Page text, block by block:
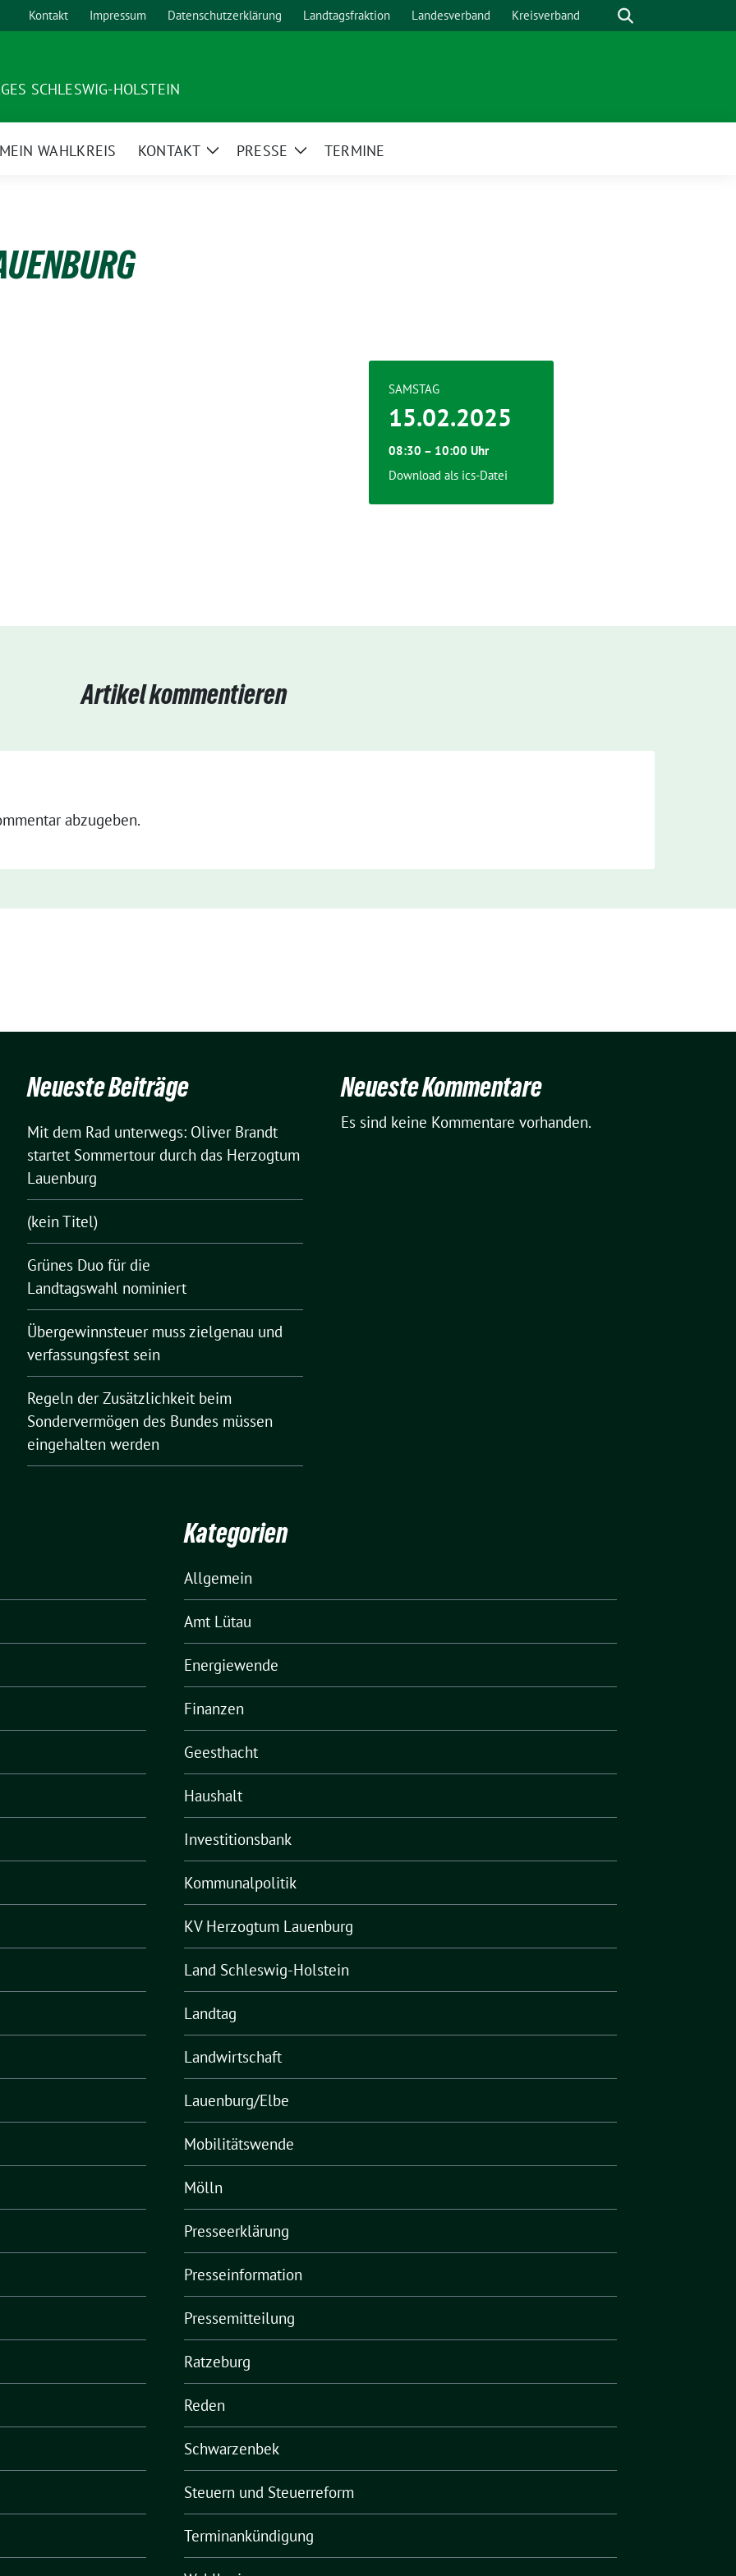
Kontakt Impressum Datenschutzerklärung Landtagsfraktion Landesverband Kreisverband Suche
SCHLESWIG-HOLSTEIN
MEIN WAHLKREIS KONTAKT
ZeigePRESSE
ZeigeTERMINE
SAMSTAG
15.02.2025
08:30 – 10:00 Uhr
Download als ics-Datei
Artikel kommentieren
abzugeben.
Neueste Beiträge
Mit dem Rad unterwegs: Oliver Brandt
startet Sommertour durch das Herzogtum
Lauenburg
(kein Titel)
Grünes Duo für die
Landtagswahl nominiert
Übergewinnsteuer muss zielgenau und
verfassungsfest sein
Regeln der Zusätzlichkeit beim
Sondervermögen des Bundes müssen
eingehalten werden
Neueste Kommentare
Es sind keine Kommentare vorhanden.
Kategorien
Allgemein
Amt Lütau
Energiewende
Finanzen
Geesthacht
Haushalt
Investitionsbank
Kommunalpolitik
KV Herzogtum Lauenburg
Land Schleswig-Holstein
Landtag
Landwirtschaft
Lauenburg/Elbe
Mobilitätswende
Mölln
Presseerklärung
Presseinformation
Pressemitteilung
Ratzeburg
Reden
Schwarzenbek
Steuern und Steuerreform
Terminankündigung